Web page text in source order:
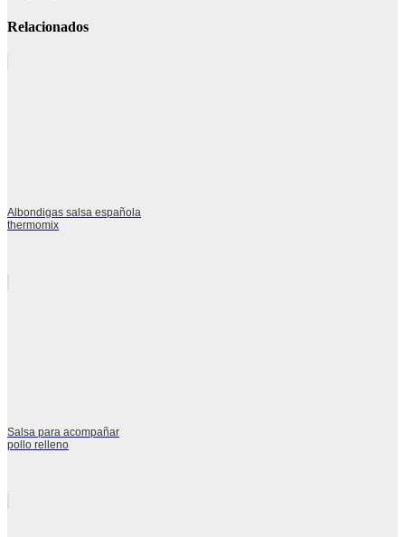
Relacionados
Albondigas salsa española
thermomix
Salsa para acompañar
pollo relleno